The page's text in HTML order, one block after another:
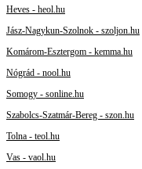
Heves - heol.hu
Jász-Nagykun-Szolnok - szoljon.hu
Komárom-Esztergom - kemma.hu
Nógrád - nool.hu
Somogy - sonline.hu
Szabolcs-Szatmár-Bereg - szon.hu
Tolna - teol.hu
Vas - vaol.hu